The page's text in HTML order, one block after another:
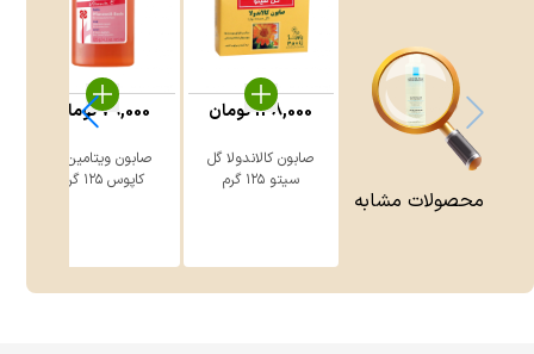
محصولات مشابه
صابون کالاندولا گل
سیتو ۱۲۵ گرم
138,000تومان
کاپوس ۱۲۵ گرم
79,000تومان